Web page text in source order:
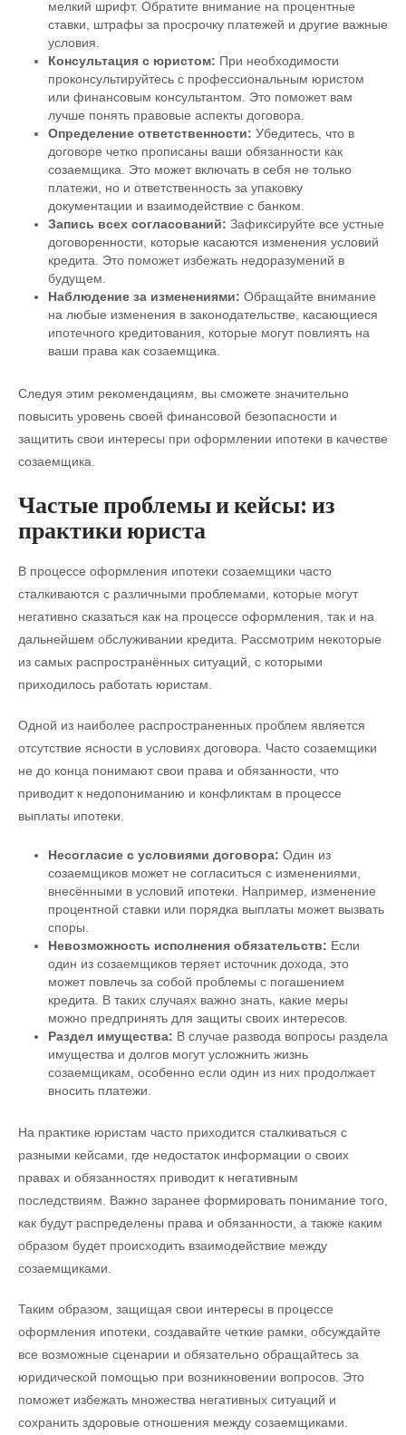
мелкий шрифт. Обратите внимание на процентные
ставки, штрафы за просрочку платежей и другие важные
условия.
Консультация с юристом: При необходимости
проконсультируйтесь с профессиональным юристом
или финансовым консультантом. Это поможет вам
лучше понять правовые аспекты договора.
Определение ответственности: Убедитесь, что в
договоре четко прописаны ваши обязанности как
созаемщика. Это может включать в себя не только
платежи, но и ответственность за упаковку
документации и взаимодействие с банком.
Запись всех согласований: Зафиксируйте все устные
договоренности, которые касаются изменения условий
кредита. Это поможет избежать недоразумений в
будущем.
Наблюдение за изменениями: Обращайте внимание
на любые изменения в законодательстве, касающиеся
ипотечного кредитования, которые могут повлиять на
ваши права как созаемщика.
Следуя этим рекомендациям, вы сможете значительно
повысить уровень своей финансовой безопасности и
защитить свои интересы при оформлении ипотеки в качестве
созаемщика.
Частые проблемы и кейсы: из
практики юриста
В процессе оформления ипотеки созаемщики часто
сталкиваются с различными проблемами, которые могут
негативно сказаться как на процессе оформления, так и на
дальнейшем обслуживании кредита. Рассмотрим некоторые
из самых распространённых ситуаций, с которыми
приходилось работать юристам.
Одной из наиболее распространенных проблем является
отсутствие ясности в условиях договора. Часто созаемщики
не до конца понимают свои права и обязанности, что
приводит к недопониманию и конфликтам в процессе
выплаты ипотеки.
Несогласие с условиями договора: Один из
созаемщиков может не согласиться с изменениями,
внесёнными в условий ипотеки. Например, изменение
процентной ставки или порядка выплаты может вызвать
споры.
Невозможность исполнения обязательств: Если
один из созаемщиков теряет источник дохода, это
может повлечь за собой проблемы с погашением
кредита. В таких случаях важно знать, какие меры
можно предпринять для защиты своих интересов.
Раздел имущества: В случае развода вопросы раздела
имущества и долгов могут усложнить жизнь
созаемщикам, особенно если один из них продолжает
вносить платежи.
На практике юристам часто приходится сталкиваться с
разными кейсами, где недостаток информации о своих
правах и обязанностях приводит к негативным
последствиям. Важно заранее формировать понимание того,
как будут распределены права и обязанности, а также каким
образом будет происходить взаимодействие между
созаемщиками.
Таким образом, защищая свои интересы в процессе
оформления ипотеки, создавайте четкие рамки, обсуждайте
все возможные сценарии и обязательно обращайтесь за
юридической помощью при возникновении вопросов. Это
поможет избежать множества негативных ситуаций и
сохранить здоровые отношения между созаемщиками.